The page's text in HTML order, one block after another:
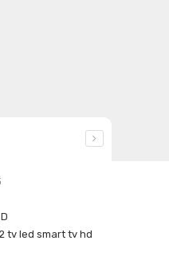
tv led smart tv hd